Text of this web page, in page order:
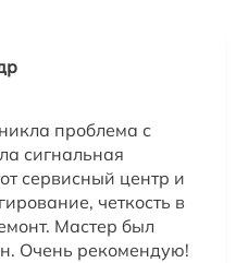
проблема с
сигнальная
сервисный центр и
четкость в
Мастер был
Очень рекомендую!